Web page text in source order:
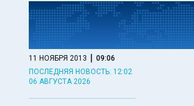
11 НОЯБРЯ 2013 | 09:06
ПОСЛЕДНЯЯ НОВОСТЬ: 12:02
06 АВГУСТА 2026